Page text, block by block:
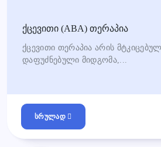
ქცევითი (ABA) თერაპია
ქცევითი თერაპია არის
დაფუძნებული მიდგომა,...
სრულად